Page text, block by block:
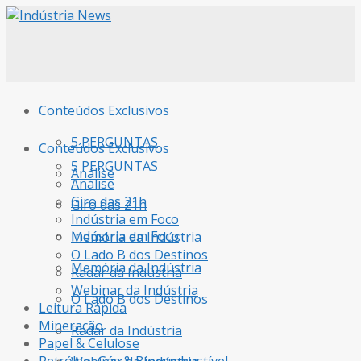
Conteúdos Exclusivos
5 PERGUNTAS
Análise
Giro das 21h
Indústria em Foco
Memória da Indústria
O Lado B dos Destinos
Radar da Indústria
Conteúdos Exclusivos
5 PERGUNTAS
Análise
Giro das 21h
Indústria em Foco
Memória da Indústria
O Lado B dos Destinos
Radar da Indústria
Webinar da Indústria
Leitura Rápida
Mineração
Papel & Celulose